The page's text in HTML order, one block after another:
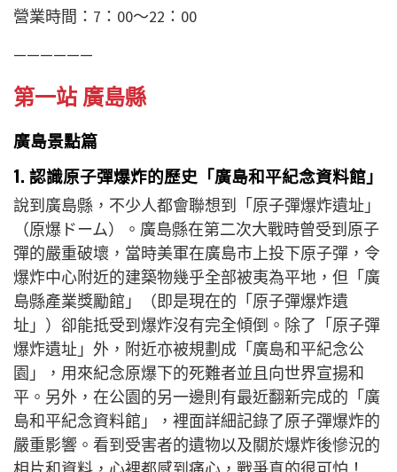
營業時間：7：00〜22：00
——————
第一站 廣島縣
廣島景點篇
1. 認識原子彈爆炸的歷史「廣島和平紀念資料館」
說到廣島縣，不少人都會聯想到「原子彈爆炸遺址」
（原爆ドーム）。廣島縣在第二次大戰時曾受到原子
彈的嚴重破壞，當時美軍在廣島市上投下原子彈，令
爆炸中心附近的建築物幾乎全部被夷為平地，但「廣
島縣產業獎勵館」（即是現在的「原子彈爆炸遺
址」 ）卻能抵受到爆炸沒有完全傾倒。除了「原子彈
爆炸遺址」 外，附近亦被規劃成「廣島和平紀念公
園」，用來紀念原爆下的死難者並且向世界宣揚和
平。另外，在公園的另一邊則有最近翻新完成的「廣
島和平紀念資料館」，裡面詳細記錄了原子彈爆炸的
嚴重影響。看到受害者的遺物以及關於爆炸後慘況的